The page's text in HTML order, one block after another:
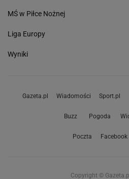
MŚ w Piłce Nożnej
Liga Europy
Wyniki
Gazeta.pl Wiadomości Sport.pl
Buzz Pogoda
Poczta Facebook
Copyright ©